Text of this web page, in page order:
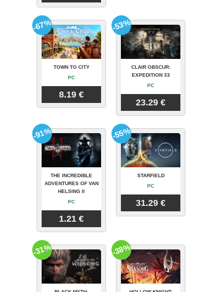
TOWN TO CITY
PC
8.19 €
-67%
CLAIR OBSCUR:
EXPEDITION 33
PC
23.29 €
-53%
THE INCREDIBLE
ADVENTURES OF VAN
HELSING II
PC
1.21 €
-91%
STARFIELD
PC
31.29 €
-55%
-31% -38%